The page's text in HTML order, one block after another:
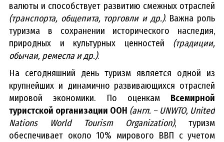
валюты и способствует развитию смежных отраслей
(транспорта, общепита, торговли и др.). Важна роль
туризма в сохранении исторического наследия,
природных и культурных ценностей (традиции,
обычаи, ремесла и др.).
На сегодняшний день туризм является одной из
крупнейших и динамично развивающихся отраслей
мировой экономики. По оценкам Всемирной
туристской организации ООН (англ. – UNWTO, United
Nations World Tourism Organization), туризм
обеспечивает около 10% мирового ВВП с учетом